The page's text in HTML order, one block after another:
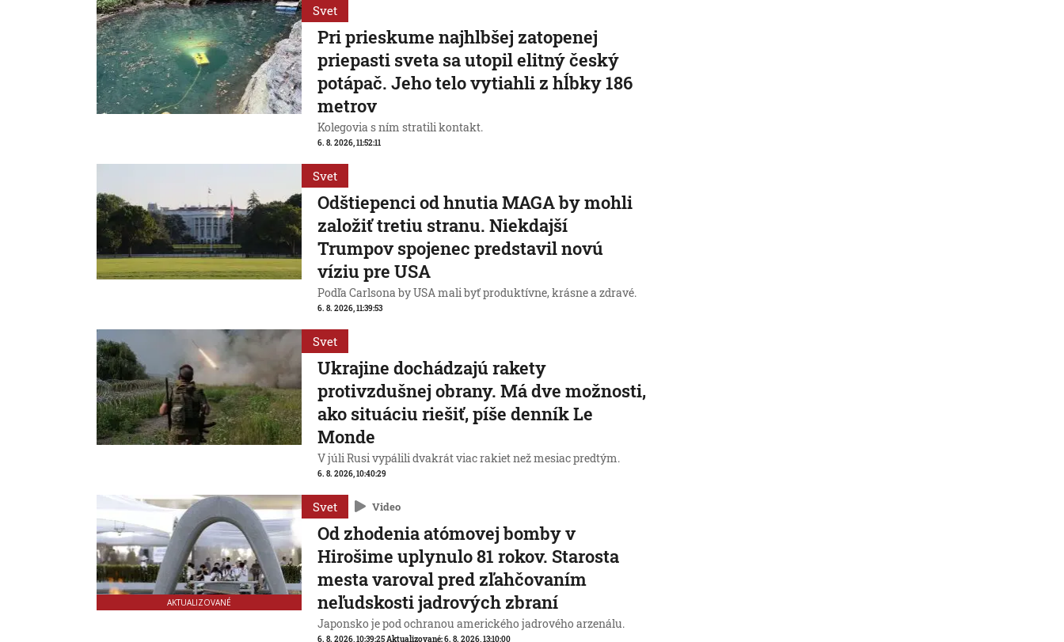
Svet
Pri prieskume najhlbšej zatopenej
priepasti sveta sa utopil elitný český
potápač. Jeho telo vytiahli z hĺbky 186
metrov
Kolegovia s ním stratili kontakt.
6. 8. 2026, 11:52:11
Svet
Odštiepenci od hnutia MAGA by mohli
založiť tretiu stranu. Niekdajší
Trumpov spojenec predstavil novú
víziu pre USA
Podľa Carlsona by USA mali byť produktívne, krásne a zdravé.
6. 8. 2026, 11:39:53
Svet
Ukrajine dochádzajú rakety
protivzdušnej obrany. Má dve možnosti,
ako situáciu riešiť, píše denník Le
Monde
V júli Rusi vypálili dvakrát viac rakiet než mesiac predtým.
6. 8. 2026, 10:40:29
AKTUALIZOVANÉ
Svet Video
Od zhodenia atómovej bomby v
Hirošime uplynulo 81 rokov. Starosta
mesta varoval pred zľahčovaním
neľudskosti jadrových zbraní
Japonsko je pod ochranou amerického jadrového arzenálu.
6. 8. 2026, 10:39:25Aktualizované:6. 8. 2026, 13:10:00